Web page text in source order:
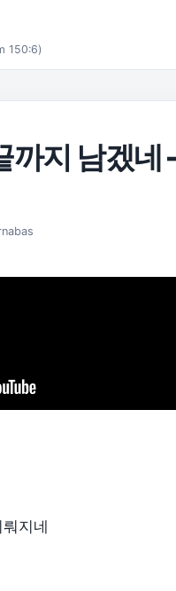
150:6)
지 남겠네
17일
지네